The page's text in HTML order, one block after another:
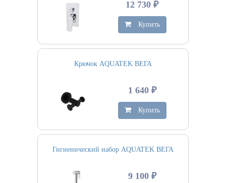
12 730 ₽
Купить
Крючок AQUATEK ВЕГА
1 640 ₽
Купить
Гигиенический набор AQUATEK ВЕГА
9 100 ₽